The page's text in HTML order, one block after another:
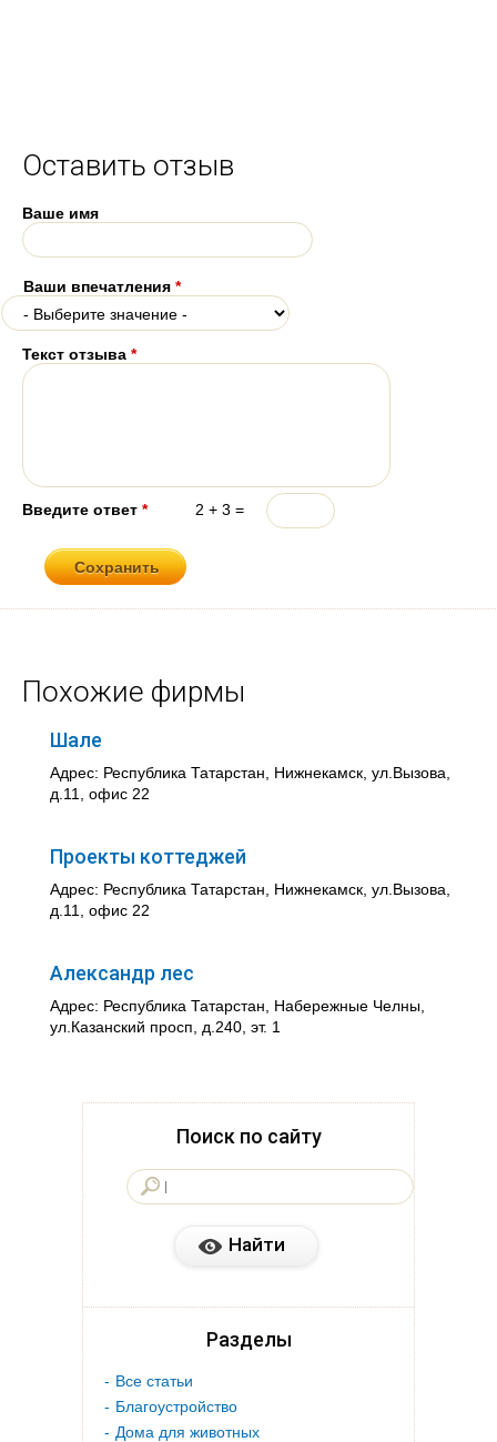
Оставить отзыв
Ваше имя
Ваши впечатления *
Текст отзыва *
Введите ответ * 2 + 3 =
Похожие фирмы
Шале
Адрес: Республика Татарстан, Нижнекамск, ул.Вызова,
д.11, офис 22
Проекты коттеджей
Адрес: Республика Татарстан, Нижнекамск, ул.Вызова,
д.11, офис 22
Александр лес
Адрес: Республика Татарстан, Набережные Челны,
ул.Казанский просп, д.240, эт. 1
Поиск по сайту
Разделы
Все статьи
Благоустройство
Дома для животных